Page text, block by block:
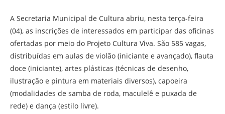
A Secretaria Municipal de Cultura abriu, nesta terça-feira
(04), as inscrições de interessados em participar das oficinas
ofertadas por meio do Projeto Cultura Viva. São 585 vagas,
distribuídas em aulas de violão (iniciante e avançado), flauta
doce (iniciante), artes plásticas (técnicas de desenho,
ilustração e pintura em materiais diversos), capoeira
(modalidades de samba de roda, maculelê e puxada de
rede) e dança (estilo livre).